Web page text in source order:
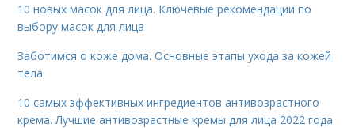
10 новых масок для лица. Ключевые рекомендации по
выбору масок для лица
Заботимся о коже дома. Основные этапы ухода за кожей
тела
10 самых эффективных ингредиентов антивозрастного
крема. Лучшие антивозрастные кремы для лица 2022 года